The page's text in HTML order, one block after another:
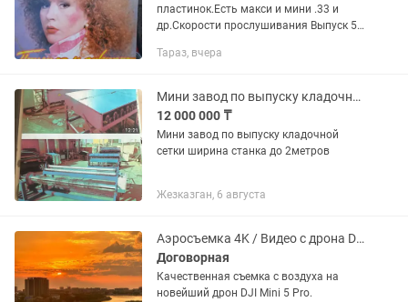
пластинок.Есть макси и мини .33 и
др.Скорости прослушивания Выпуск 50
Ташмухамедова Ташкент.Цена от 200 и
Тараз, вчера
Мини завод по выпуску кладочной сетки автоматизированный
12 000 000 ₸
Мини завод по выпуску кладочной
сетки ширина станка до 2метров
Жезказган, 6 августа
Аэросъемка 4K / Видео с дрона DJI Mini 5 Pro
Договорная
Качественная съемка с воздуха на
новейший дрон DJI Mini 5 Pro.